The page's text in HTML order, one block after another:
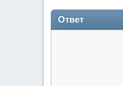
Ответ